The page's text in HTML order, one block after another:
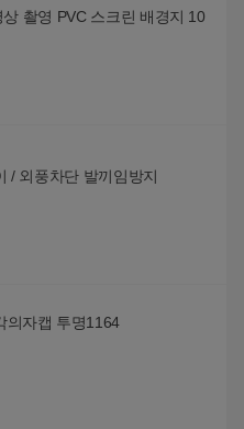
촬영 PVC 스크린 배경지 10
/ 외풍차단 발끼임방지
의자캡 투명1164